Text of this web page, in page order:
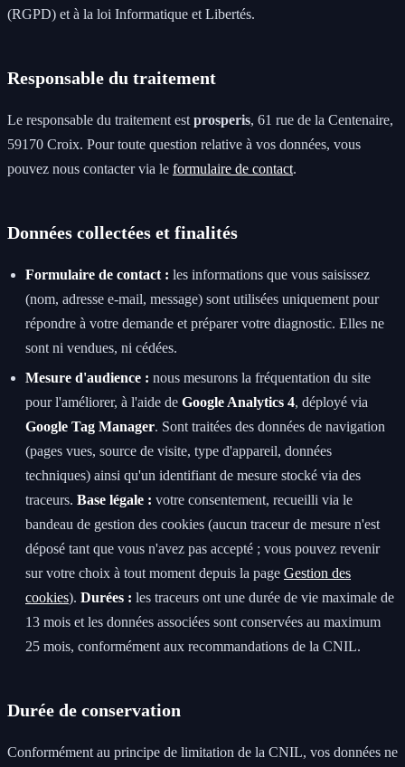
(RGPD) et à la loi Informatique et Libertés.
Responsable du traitement
Le responsable du traitement est prosperis, 61 rue de la Centenaire,
59170 Croix. Pour toute question relative à vos données, vous
pouvez nous contacter via le formulaire de contact.
Données collectées et finalités
Formulaire de contact : les informations que vous saisissez
(nom, adresse e-mail, message) sont utilisées uniquement pour
répondre à votre demande et préparer votre diagnostic. Elles ne
sont ni vendues, ni cédées.
Mesure d'audience : nous mesurons la fréquentation du site
pour l'améliorer, à l'aide de Google Analytics 4, déployé via
Google Tag Manager. Sont traitées des données de navigation
(pages vues, source de visite, type d'appareil, données
techniques) ainsi qu'un identifiant de mesure stocké via des
traceurs. Base légale : votre consentement, recueilli via le
bandeau de gestion des cookies (aucun traceur de mesure n'est
déposé tant que vous n'avez pas accepté ; vous pouvez revenir
sur votre choix à tout moment depuis la page Gestion des
cookies). Durées : les traceurs ont une durée de vie maximale de
13 mois et les données associées sont conservées au maximum
25 mois, conformément aux recommandations de la CNIL.
Durée de conservation
Conformément au principe de limitation de la CNIL, vos données ne